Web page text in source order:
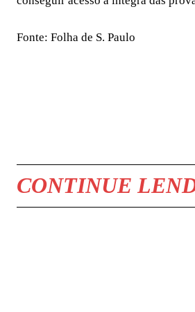
Fonte: Folha de S. Paulo
CONTINUE